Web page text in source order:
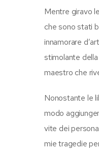
Mentre giravo
che sono stati
innamorare
stimolante
maestro che
Nonostante le
modo
vite dei
mie tragedie